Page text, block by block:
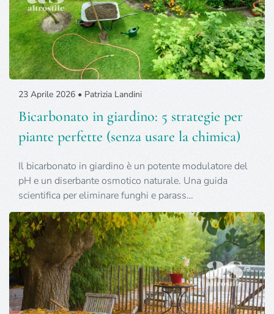
23 Aprile 2026 • Patrizia Landini
Bicarbonato in giardino: 5 strategie per
piante perfette (senza usare la chimica)
Il bicarbonato in giardino è un potente modulatore del
pH e un diserbante osmotico naturale. Una guida
scientifica per eliminare funghi e parass…